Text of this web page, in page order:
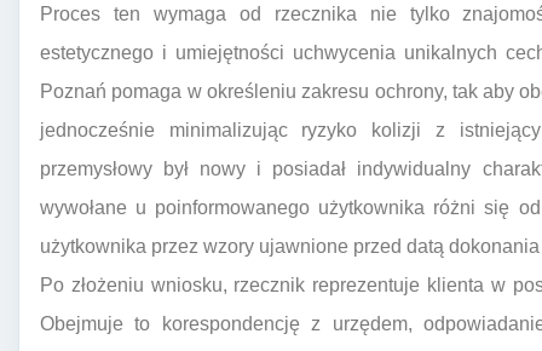
Proces ten wymaga od rzecznika nie tylko
estetycznego i umiejętności uchwycenia unikalnych
Poznań pomaga w określeniu zakresu ochrony, tak aby
jednocześnie minimalizując ryzyko kolizji z
przemysłowy był nowy i posiadał indywidualny
wywołane u poinformowanego użytkownika różni się
użytkownika przez wzory ujawnione przed datą dokonania
Po złożeniu wniosku, rzecznik reprezentuje klienta w
Obejmuje to korespondencję z urzędem,